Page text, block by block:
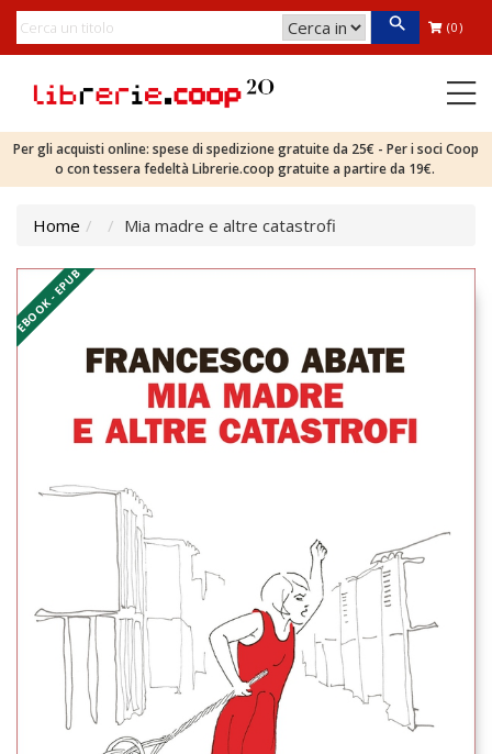
(0)
Per gli acquisti online: spese di spedizione gratuite da 25€ - Per i soci Coop
o con tessera fedeltà Librerie.coop gratuite a partire da 19€.
Home Mia madre e altre catastrofi
EBOOK - EPUB